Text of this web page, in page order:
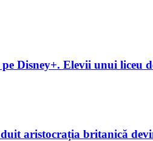
Disney+. Elevii unui liceu
aristocrația britanică